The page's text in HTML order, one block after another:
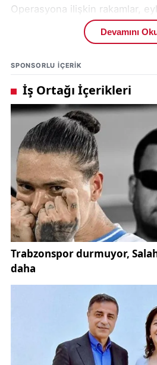
Operasyona ilişkin rakamlar,
olduğunu gözler önüne serdi.
detayları şu şekilde:
Operasyonun başarısı,
Narkotik Suçlarla Mücadele
Valiliği, Cumhuriyet
Müdürlüğü ekiplerinin
sağlandı. Yetkililer,
insanlık ve ülke güvenliği için
sürdürüleceğini vurguladı.
Devamını
SPONSORLU IÇERIK